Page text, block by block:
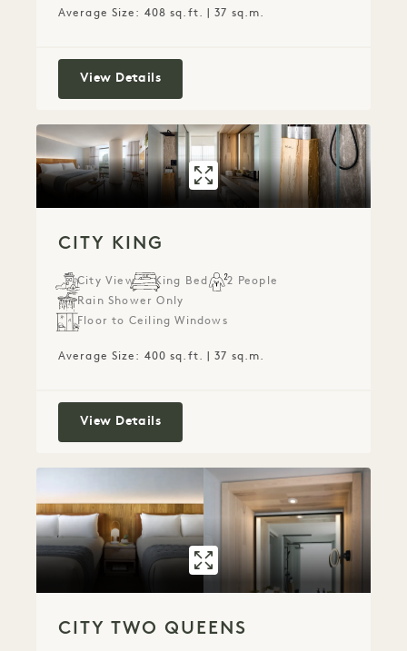
Average Size: 408 sq.ft. | 37 sq.m.
View DetailsKing
GALLERY 533CITY KING
CITY KING
City View King Bed
2 People
Rain Shower Only
Floor to Ceiling Windows
Average Size: 400 sq.ft. | 37 sq.m.
View DetailsCity King
GALLERY 534 CITY TWO
CITY TWO QUEENS